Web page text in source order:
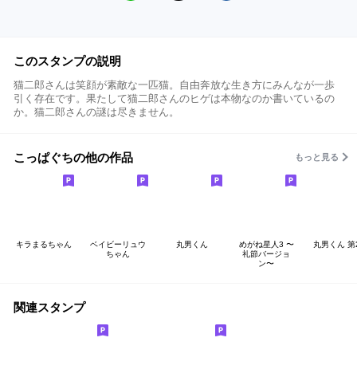
このスタンプの説明
猫二郎さんは笑顔が素敵な一匹猫。自由奔放な生き方にみんなが一歩
引く存在です。果たして猫二郎さんのヒゲは本物なのか書いているの
か。猫二郎さんの謎は尽きません。
こっぱぐちの他の作品 もっと見る
キラまるちゃん
ベイビーリュウ
ちゃん
丸男くん
めがね星人3 〜
礼節バージョ
ン〜
丸男くん 第
関連スタンプ